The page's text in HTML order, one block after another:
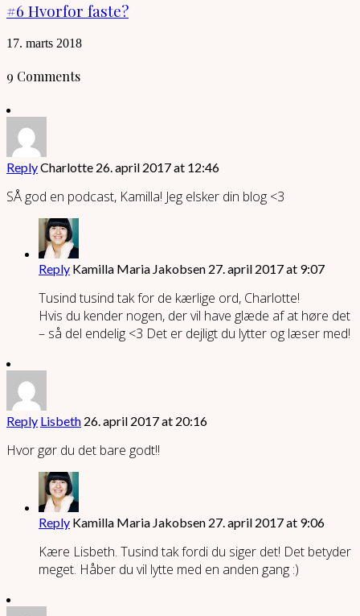
#6 Hvorfor faste?
17. marts 2018
9 Comments
ReplyCharlotte 26. april 2017 at 12:46
SÅ god en podcast, Kamilla! Jeg elsker din blog <3
Reply Kamilla Maria Jakobsen 27. april 2017 at 9:07
Tusind tusind tak for de kærlige ord, Charlotte!
Hvis du kender nogen, der vil have glæde af at høre det
– så del endelig <3 Det er dejligt du lytter og læser med!
Reply Lisbeth 26. april 2017 at 20:16
Hvor gør du det bare godt!!
Reply Kamilla Maria Jakobsen 27. april 2017 at 9:06
Kære Lisbeth. Tusind tak fordi du siger det! Det betyder
meget. Håber du vil lytte med en anden gang :)